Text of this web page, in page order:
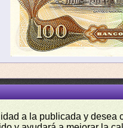
a la publicada y